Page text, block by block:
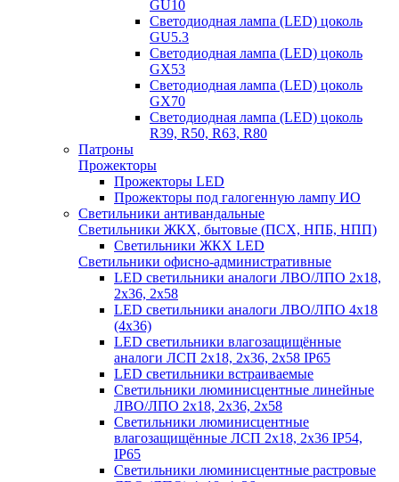
GU10
Светодиодная лампа (LED) цоколь
GU5.3
Светодиодная лампа (LED) цоколь
GX53
Светодиодная лампа (LED) цоколь
GX70
Светодиодная лампа (LED) цоколь
R39, R50, R63, R80
Патроны
Прожекторы
Прожекторы LED
Прожекторы под галогенную лампу ИО
Светильники антивандальные
Светильники ЖКХ, бытовые (ПСХ, НПБ, НПП)
Светильники ЖКХ LED
Светильники офисно-административные
LED светильники аналоги ЛВО/ЛПО 2х18,
2х36, 2х58
LED светильники аналоги ЛВО/ЛПО 4х18
(4х36)
LED светильники влагозащищённые
аналоги ЛСП 2х18, 2х36, 2х58 IP65
LED светильники встраиваемые
Светильники люминисцентные линейные
ЛВО/ЛПО 2х18, 2х36, 2х58
Светильники люминисцентные
влагозащищённые ЛСП 2х18, 2х36 IP54,
IP65
Светильники люминисцентные растровые